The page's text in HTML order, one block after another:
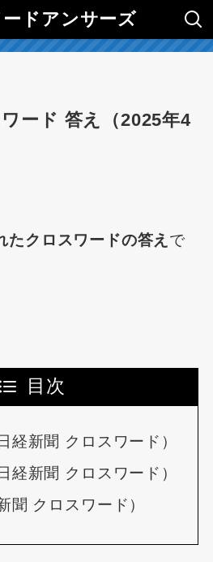
ドアンサーズ
ード 答え（2025年4
たクロスワードの答え で
目次
経新聞 クロスワード）
経新聞 クロスワード）
聞 クロスワード）